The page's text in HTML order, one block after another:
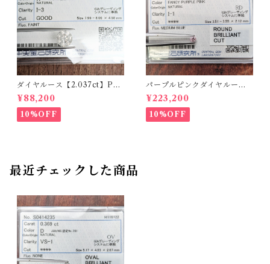
ダイヤルース【2.037ct】PR
O208851
¥88,200
10%OFF
パープルピンクダイヤルース
【0.166ct】PRO204575
¥223,200
10%OFF
最近チェックした商品